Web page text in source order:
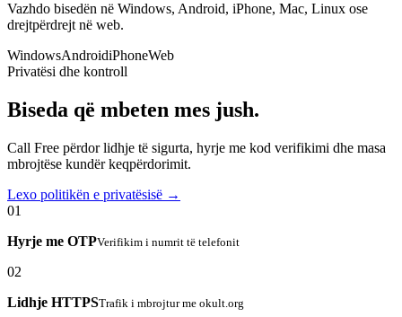
Vazhdo bisedën në Windows, Android, iPhone, Mac, Linux ose
drejtpërdrejt në web.
WindowsAndroidiPhoneWeb
Privatësi dhe kontroll
Biseda që mbeten mes jush.
Call Free përdor lidhje të sigurta, hyrje me kod verifikimi dhe masa
mbrojtëse kundër keqpërdorimit.
Lexo politikën e privatësisë →
01
Hyrje me OTPVerifikim i numrit të telefonit
02
Lidhje HTTPSTrafik i mbrojtur me okult.org